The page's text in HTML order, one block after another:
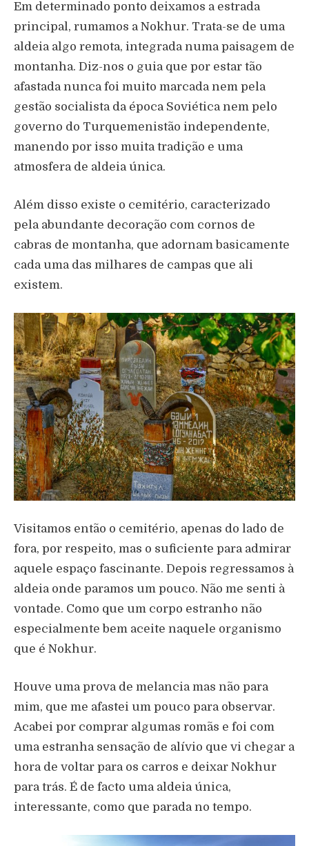
Em determinado ponto deixamos a estrada
principal, rumamos a Nokhur. Trata-se de uma
aldeia algo remota, integrada numa paisagem de
montanha. Diz-nos o guia que por estar tão
afastada nunca foi muito marcada nem pela
gestão socialista da época Soviética nem pelo
governo do Turquemenistão independente,
manendo por isso muita tradição e uma
atmosfera de aldeia única.
Além disso existe o cemitério, caracterizado
pela abundante decoração com cornos de
cabras de montanha, que adornam basicamente
cada uma das milhares de campas que ali
existem.
Visitamos então o cemitério, apenas do lado de
fora, por respeito, mas o suficiente para admirar
aquele espaço fascinante. Depois regressamos à
aldeia onde paramos um pouco. Não me senti à
vontade. Como que um corpo estranho não
especialmente bem aceite naquele organismo
que é Nokhur.
Houve uma prova de melancia mas não para
mim, que me afastei um pouco para observar.
Acabei por comprar algumas romãs e foi com
uma estranha sensação de alívio que vi chegar a
hora de voltar para os carros e deixar Nokhur
para trás. É de facto uma aldeia única,
interessante, como que parada no tempo.